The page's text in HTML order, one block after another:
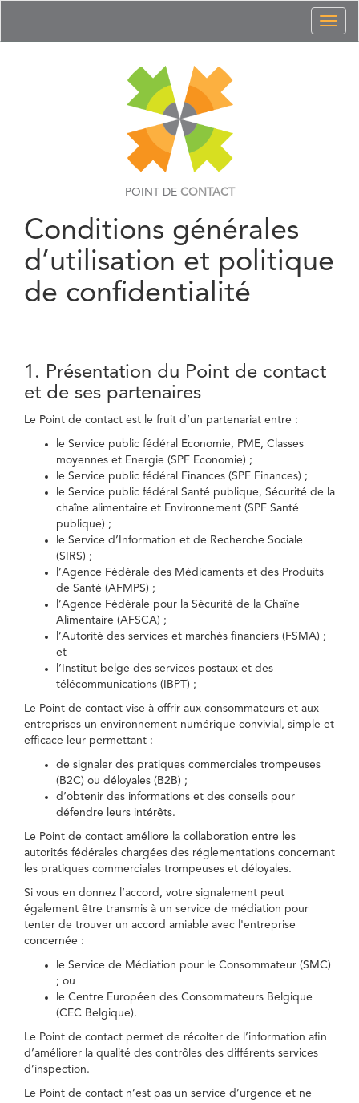
POINT DE CONTACT
Conditions générales
d’utilisation et politique
de confidentialité
1. Présentation du Point de contact
et de ses partenaires
Le Point de contact est le fruit d’un partenariat entre :
le Service public fédéral Economie, PME, Classes
moyennes et Energie (SPF Economie) ;
le Service public fédéral Finances (SPF Finances) ;
le Service public fédéral Santé publique, Sécurité de la
chaîne alimentaire et Environnement (SPF Santé
publique) ;
le Service d’Information et de Recherche Sociale
(SIRS) ;
l’Agence Fédérale des Médicaments et des Produits
de Santé (AFMPS) ;
l’Agence Fédérale pour la Sécurité de la Chaîne
Alimentaire (AFSCA) ;
l’Autorité des services et marchés financiers (FSMA) ;
et
l’Institut belge des services postaux et des
télécommunications (IBPT) ;
Le Point de contact vise à offrir aux consommateurs et aux
entreprises un environnement numérique convivial, simple et
efficace leur permettant :
de signaler des pratiques commerciales trompeuses
(B2C) ou déloyales (B2B) ;
d’obtenir des informations et des conseils pour
défendre leurs intérêts.
Le Point de contact améliore la collaboration entre les
autorités fédérales chargées des réglementations concernant
les pratiques commerciales trompeuses et déloyales.
Si vous en donnez l’accord, votre signalement peut
également être transmis à un service de médiation pour
tenter de trouver un accord amiable avec l'entreprise
concernée :
le Service de Médiation pour le Consommateur (SMC)
; ou
le Centre Européen des Consommateurs Belgique
(CEC Belgique).
Le Point de contact permet de récolter de l’information afin
d’améliorer la qualité des contrôles des différents services
d’inspection.
Le Point de contact n’est pas un service d’urgence et ne